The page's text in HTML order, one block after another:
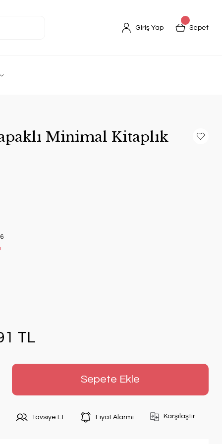
Giriş Yap Sepet
Minimal Kitaplık
TL
Sepete Ekle
Tavsiye Et Fiyat Alarmı Karşılaştır